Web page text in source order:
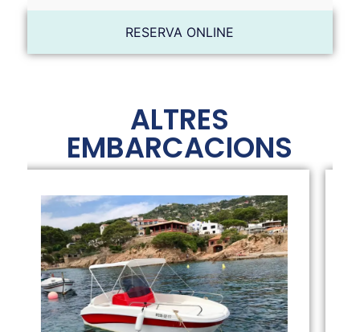
RESERVA ONLINE
ALTRES
EMBARCACIONS